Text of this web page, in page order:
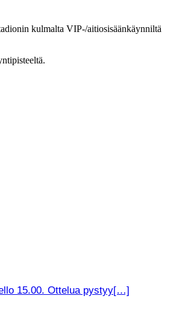
kulmalta VIP-/aitiosisäänkäynniltä
15.00. Ottelua pystyy[…]